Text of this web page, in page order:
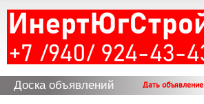
Доска объявлений Дать объявление